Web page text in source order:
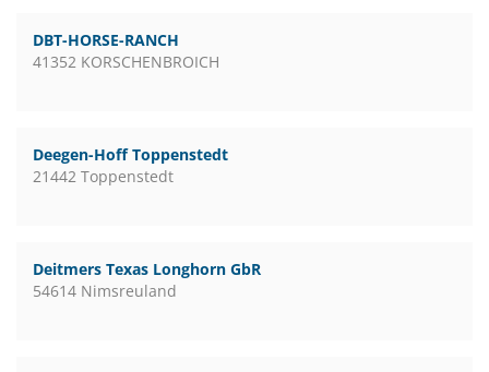
DBT-HORSE-RANCH
41352 KORSCHENBROICH
Deegen-Hoff Toppenstedt
21442 Toppenstedt
Deitmers Texas Longhorn GbR
54614 Nimsreuland